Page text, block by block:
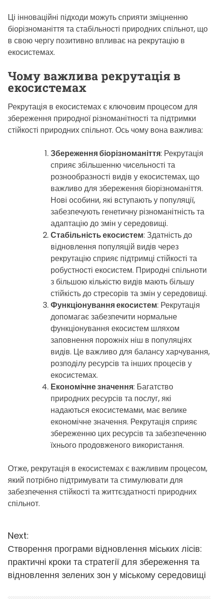
Ці інноваційні підходи можуть сприяти зміцненню
біорізноманіття та стабільності природних спільнот, що
в свою чергу позитивно впливає на рекрутацію в
екосистемах.
Чому важлива рекрутація в
екосистемах
Рекрутація в екосистемах є ключовим процесом для
збереження природної різноманітності та підтримки
стійкості природних спільнот. Ось чому вона важлива:
Збереження біорізноманіття: Рекрутація
сприяє збільшенню чисельності та
рознообразності видів у екосистемах, що
важливо для збереження біорізноманіття.
Нові особини, які вступають у популяції,
забезпечують генетичну різноманітність та
адаптацію до змін у середовищі.
Стабільність екосистем: Здатність до
відновлення популяцій видів через
рекрутацію сприяє підтримці стійкості та
робустності екосистем. Природні спільноти
з більшою кількістю видів мають більшу
стійкість до стресорів та змін у середовищі.
Функціонування екосистем: Рекрутація
допомагає забезпечити нормальне
функціонування екосистем шляхом
заповнення порожніх ніш в популяціях
видів. Це важливо для балансу харчування,
розподілу ресурсів та інших процесів у
екосистемах.
Економічне значення: Багатство
природних ресурсів та послуг, які
надаються екосистемами, має велике
економічне значення. Рекрутація сприяє
збереженню цих ресурсів та забезпеченню
їхнього продовженого використання.
Отже, рекрутація в екосистемах є важливим процесом,
який потрібно підтримувати та стимулювати для
забезпечення стійкості та життєздатності природних
спільнот.
Н
а
в
Next:
Створення програми відновлення міських лісів:
практичні кроки та стратегії для збереження та
відновлення зелених зон у міському середовищі